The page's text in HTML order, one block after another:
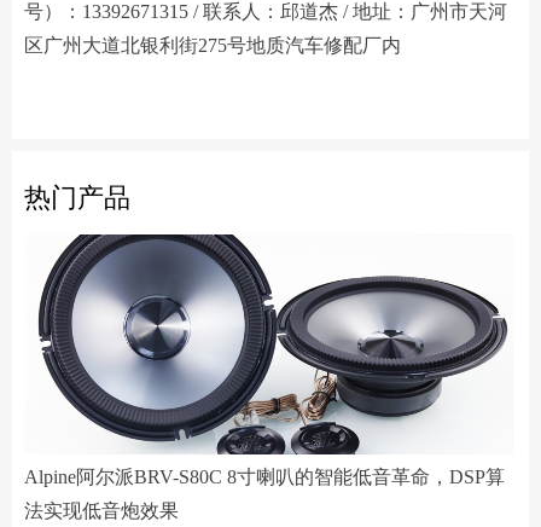
号）：13392671315 / 联系人：邱道杰 / 地址：广州市天河
区广州大道北银利街275号地质汽车修配厂内
热门产品
Alpine阿尔派BRV-S80C 8寸喇叭的智能低音革命，DSP算
法实现低音炮效果